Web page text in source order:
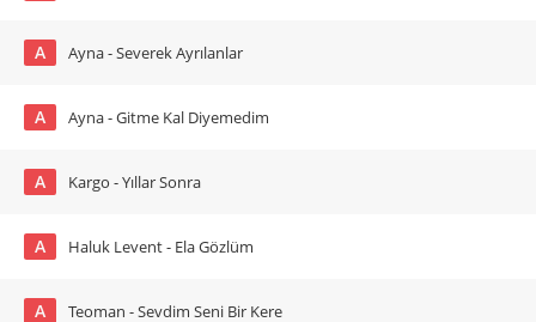
A Ayna - Severek Ayrılanlar
A Ayna - Gitme Kal Diyemedim
A Kargo - Yıllar Sonra
A Haluk Levent - Ela Gözlüm
A Teoman - Sevdim Seni Bir Kere